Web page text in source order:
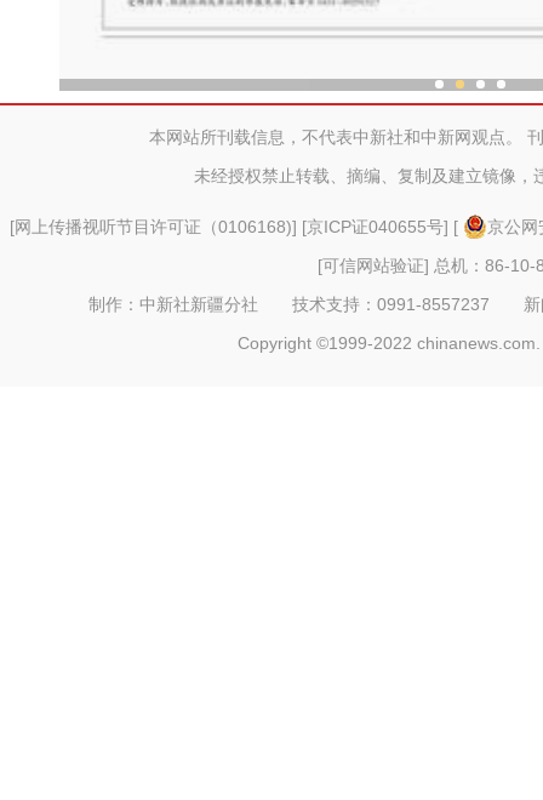
本网站所刊载信息，不代表中新社和中新网观点。
未经授权禁止转载、摘编、复制及建立镜像，
[网上传播视听节目许可证（0106168)] [京ICP证040655号] [
京公
[可信网站验证] 总机：86-10-
制作：中新社新疆分社 技术支持：0991-8557237
Copyright ©1999-2022